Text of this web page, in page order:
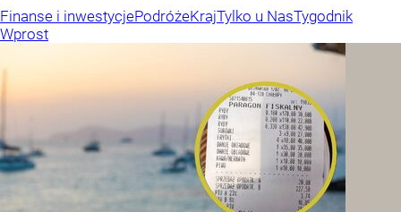
Finanse i inwestycjePodróżeKrajTylko u NasTygodnik
Wprost